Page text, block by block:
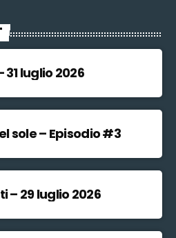
31 luglio 2026
sole – Episodio #3
– 29 luglio 2026